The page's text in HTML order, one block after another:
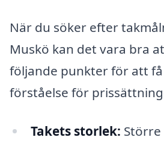
När du söker efter
Muskö kan det vara bra
följande punkter för att
förståelse för
Takets storlek: